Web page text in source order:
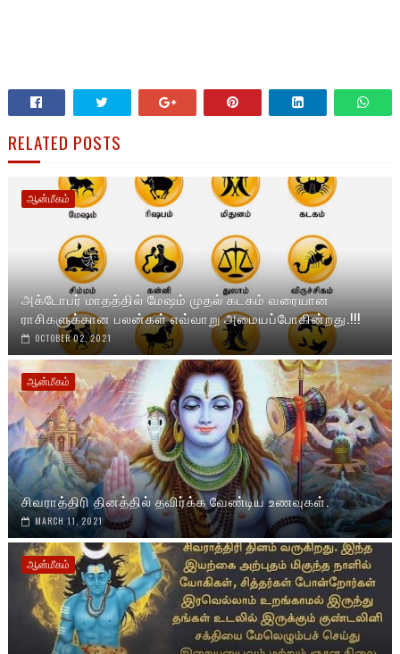
RELATED POSTS
ஆன்மீகம்
அக்டோபர் மாதத்தில் மேஷம் முதல் கடகம் வரையான
ராசிகளுக்கான பலன்கள் எவ்வாறு அமையப்போகின்றது.!!!
OCTOBER 02, 2021
ஆன்மீகம்
சிவராத்திரி தினத்தில் தவிர்க்க வேண்டிய உணவுகள்.
MARCH 11, 2021
ஆன்மீகம்